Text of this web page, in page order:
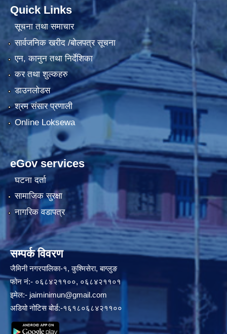
Quick Links
सूचना तथा समाचार
सार्वजनिक खरीद /बोलपत्र सूचना
एन, कानुन तथा निर्देशिका
कर तथा शुल्कहरु
डाउनलोडस
श्रम संसार प्रणाली
Online Loksewa
eGov services
घटना दर्ता
सामाजिक सुरक्षा
नागरिक वडापत्र
सम्पर्क विवरण
जैमिनी नगरपालिका-१, कुश्मिसेरा, बाग्लुङ
फोन नं:- ०६८४२११००, ०६८४२११०१
इमेल:- jaiminimun@gmail.com
अडियो नोटिस बोर्ड:-१६१८०६८४२११००